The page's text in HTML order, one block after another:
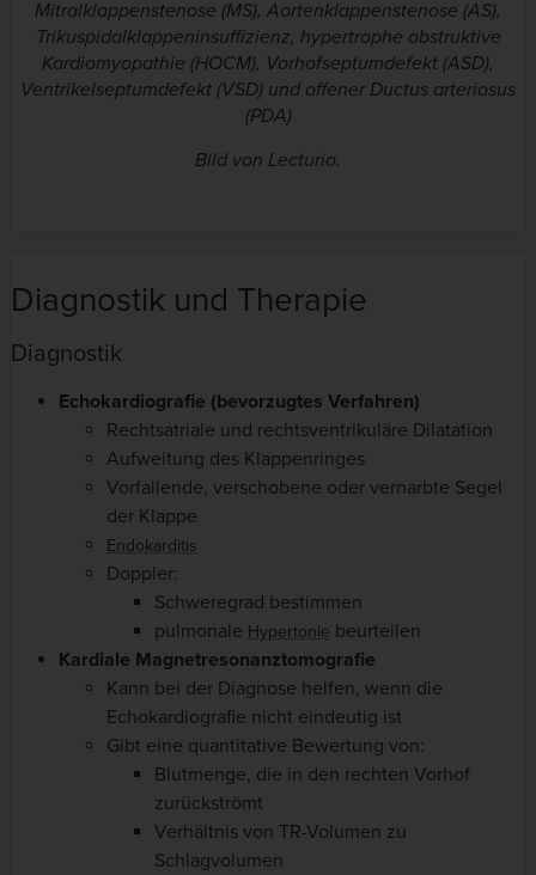
Mitralklappenstenose (MS), Aortenklappenstenose (AS),
Trikuspidalklappeninsuffizienz, hypertrophe obstruktive
Kardiomyopathie (HOCM), Vorhofseptumdefekt (ASD),
Ventrikelseptumdefekt (VSD) und offener Ductus arteriosus
(PDA)
Bild von Lecturio.
Diagnostik und Therapie
Diagnostik
Echokardiografie (bevorzugtes Verfahren)
Rechtsatriale und rechtsventrikuläre Dilatation
Aufweitung des Klappenringes
Vorfallende, verschobene oder vernarbte Segel
der Klappe
Endokarditis
Doppler:
Schweregrad bestimmen
pulmonale Hypertonie beurteilen
Kardiale Magnetresonanztomografie
Kann bei der Diagnose helfen, wenn die
Echokardiografie nicht eindeutig ist
Gibt eine quantitative Bewertung von:
Blutmenge, die in den rechten Vorhof
zurückströmt
Verhältnis von TR-Volumen zu
Schlagvolumen